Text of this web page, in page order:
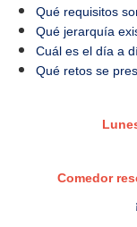
Qué requisitos
Qué jerarquía
Cuál es el día a
Qué retos se
Comedor